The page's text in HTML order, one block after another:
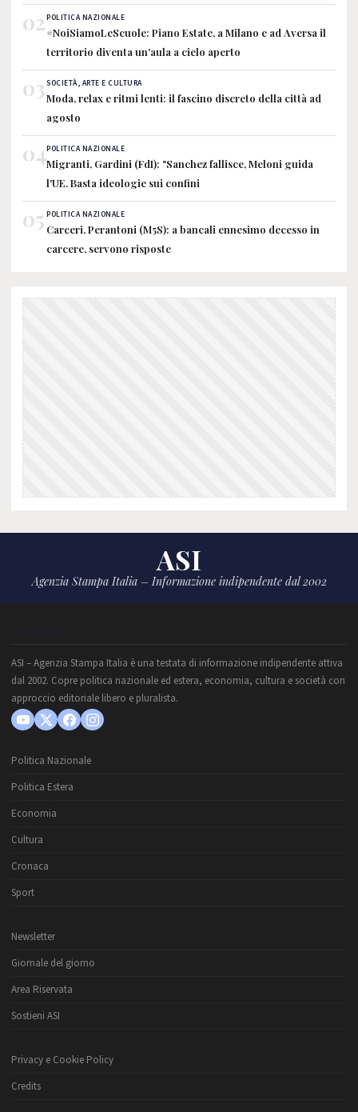
02POLITICA NAZIONALE
#NoiSiamoLeScuole: Piano Estate, a Milano e ad Aversa il
territorio diventa un'aula a cielo aperto
03SOCIETÀ, ARTE E CULTURA
Moda, relax e ritmi lenti: il fascino discreto della città ad
agosto
04POLITICA NAZIONALE
Migranti, Gardini (FdI): "Sanchez fallisce, Meloni guida
l'UE. Basta ideologie sui confini
05 POLITICA NAZIONALE
Carceri, Perantoni (M5S): a bancali ennesimo decesso in
carcere, servono risposte
ASI
Agenzia Stampa Italia – Informazione indipendente dal 2002
CHI SIAMO
ASI – Agenzia Stampa Italia è una testata di informazione indipendente attiva
dal 2002. Copre politica nazionale ed estera, economia, cultura e società con
approccio editoriale libero e pluralista.
Politica Nazionale
Politica Estera
Economia
Cultura
Cronaca
Sport
Newsletter
Giornale del giorno
Area Riservata
Sostieni ASI
Privacy e Cookie Policy
Credits